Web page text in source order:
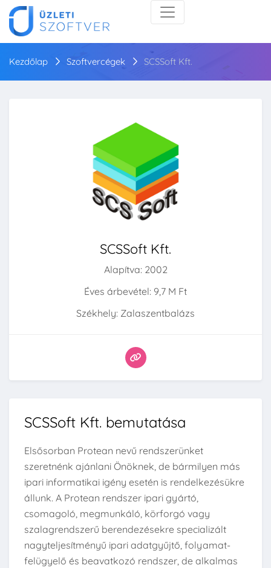
Kezdőlap Szoftvercégek SCSSoft Kft.
SCSSoft Kft.
Alapítva: 2002
Éves árbevétel: 9,7 M Ft
Székhely: Zalaszentbalázs
SCSSoft Kft. bemutatása
Elsősorban Protean nevű rendszerünket
szeretnénk ajánlani Önöknek, de bármilyen más
ipari informatikai igény esetén is rendelkezésükre
állunk. A Protean rendszer ipari gyártó,
csomagoló, megmunkáló, körforgó vagy
szalagrendszerű berendezésekre specializált
nagyteljesítményű ipari adatgyűjtő, folyamat-
felügyelő és beavatkozó rendszer, de alkalmas